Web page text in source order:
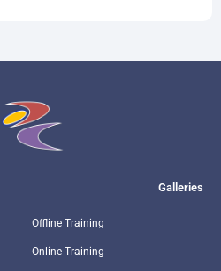
Galleries
Offline Training
Online Training